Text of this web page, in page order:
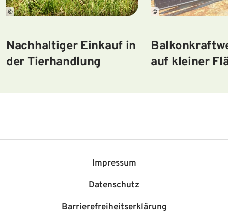
©
Nachhaltiger Einkauf in
der Tierhandlung
©
auf kleiner
Impressum
Datenschutz
Barriere­freiheits­erklärung